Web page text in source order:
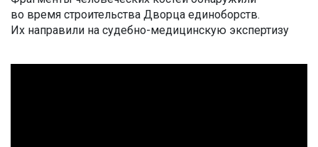
во время строительства Дворца единоборств.
Их направили на судебно-медицинскую экспертизу